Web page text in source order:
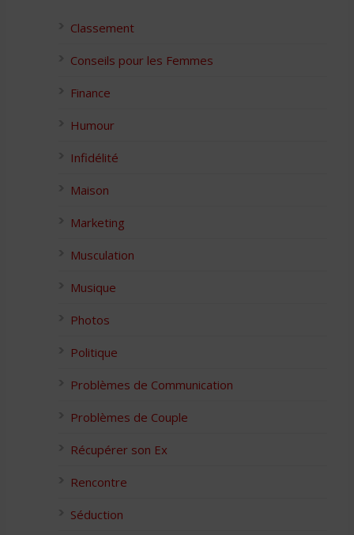
Classement
Conseils pour les Femmes
Finance
Humour
Infidélité
Maison
Marketing
Musculation
Musique
Photos
Politique
Problèmes de Communication
Problèmes de Couple
Récupérer son Ex
Rencontre
Séduction